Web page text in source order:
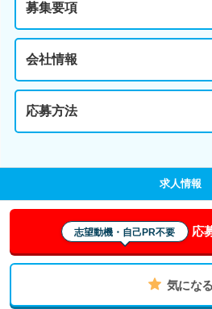
募集要項
会社情報
応募方法
求人情報
志望動機・自己PR不要 応
気になる